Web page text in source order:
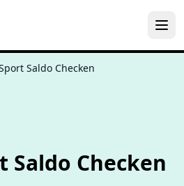
Saldo Checken
Saldo Checken